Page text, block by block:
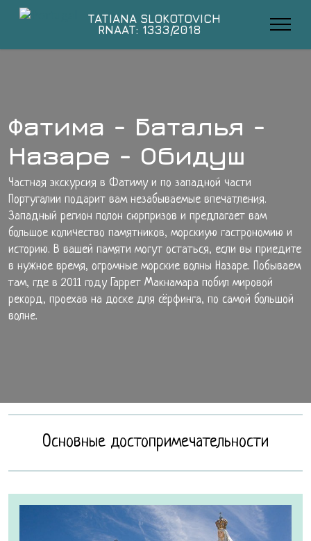
Фатима - Баталья -
Назаре - Обидуш
Частная экскурсия в Фатиму и по западной части
Португалии подарит вам незабываемые впечатления.
Западный регион полон сюрпризов и предлагает вам
большое количество памятников, морскиую гастрономию и
историю. В вашей памяти могут остаться, если вы приедите
в нужное время, огромные морские волны Назаре. Побываем
там, где в 2011 году Гаррет Макнамара побил мировой
рекорд, проехав на доске для сёрфинга, по самой большой
волне.
Основные достопримечательности
TATIANA SLOKOTOVICH
RNAAT: 1333/2018